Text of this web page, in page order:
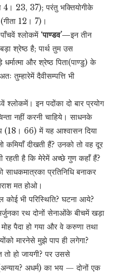
4। 23, 37); परंतु भक्तियोगीके
12। 7)।
श्लोकमें ‘पाण्डव’—इन तीन
श्रेष्ठ है; पार्थ तुम उस
और श्रेष्ठ पिता(पाण्डु) के
तुम्हारेमें दैवीसम्पत्ति भी
इन पदोंका दो बार प्रयोग
नहीं करनी चाहिये। साधनके
(18। 66) में यह आश्वासन दिया
कमियाँ दीखती हैं? उनको तो वह दूर
रहती है कि मेरेमें अच्छे गुण कहाँ हैं?
प्रतिनिधि बनाकर
मत होओ।
भी परिस्थिति? घटना आये?
रथ दोनों सेनाओंके बीचमें खड़ा
पैदा हो गया और वे करुणा तथा
मारनेसे मुझे पाप ही लगेगा?
तो हो जायगी? पर उससे
अधर्म) का भय — दोनों एक